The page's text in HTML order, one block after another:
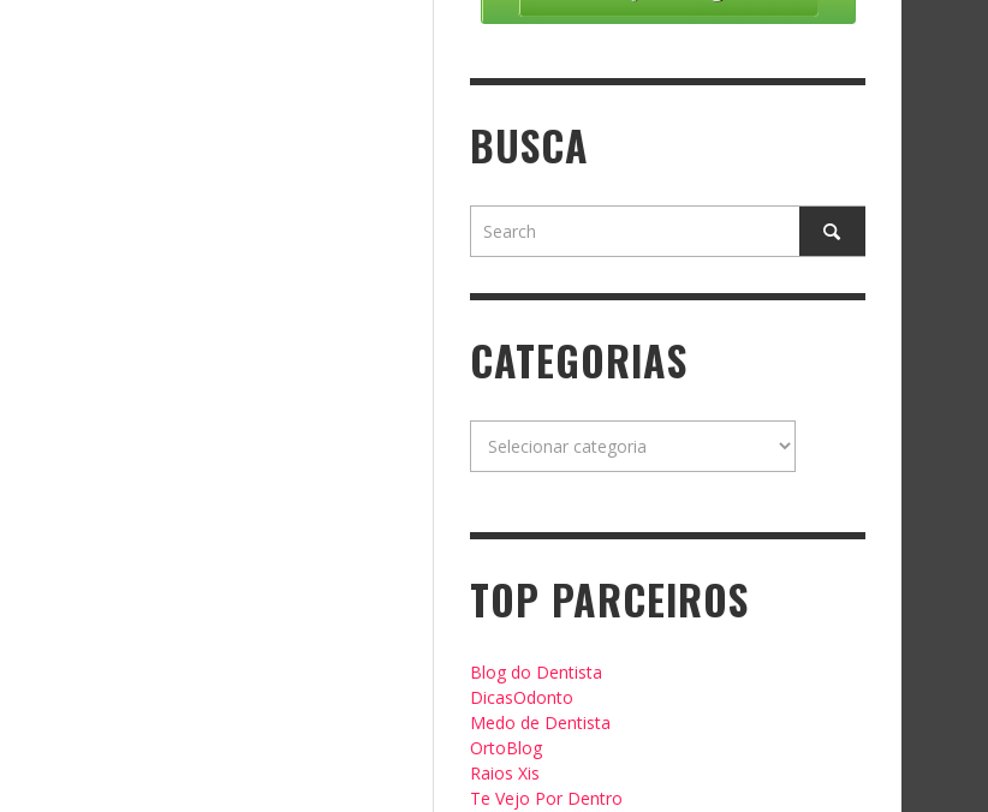
BUSCA
CATEGORIAS
TOP PARCEIROS
Blog do Dentista
DicasOdonto
Medo de Dentista
OrtoBlog
Raios Xis
Te Vejo Por Dentro